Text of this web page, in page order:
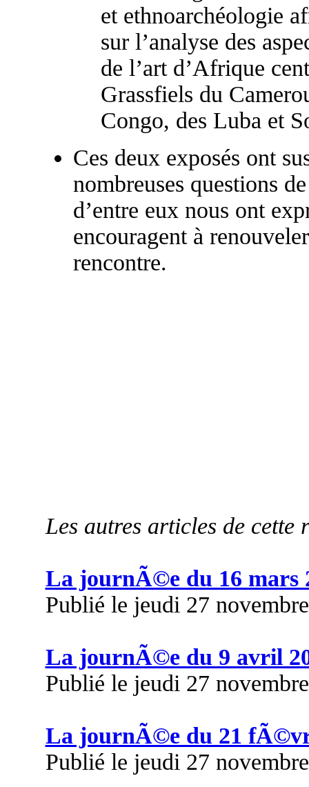
et ethnoarchéologie
sur l’analyse des
de l’art d’Afrique
Grassfiels du
Congo, des Luba et
Ces deux exposés ont
nombreuses questions
d’entre eux nous ont
encouragent à
rencontre.
Les autres articles de cette
La journÃ©e du 16 mars
Publié le jeudi 27
La journÃ©e du 9 avril
Publié le jeudi 27
La journÃ©e du 21
Publié le jeudi 27